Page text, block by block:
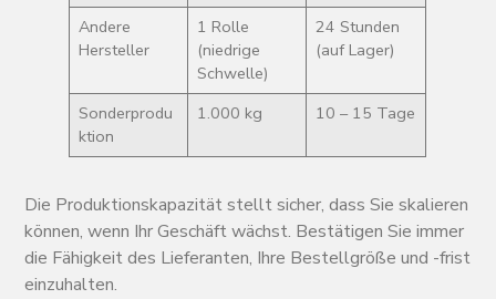
Andere
Hersteller
1 Rolle
(niedrige
Schwelle)
24 Stunden
(auf Lager)
Sonderprodu
ktion
1.000 kg 10 – 15 Tage
Die Produktionskapazität stellt sicher, dass Sie skalieren
können, wenn Ihr Geschäft wächst. Bestätigen Sie immer
die Fähigkeit des Lieferanten, Ihre Bestellgröße und -frist
einzuhalten.